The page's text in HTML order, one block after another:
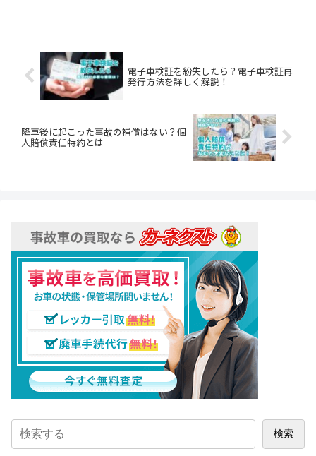
電子車検証を紛失したら？電子車検証再
発行方法を詳しく解説！
降車後に起こった事故の補償はない？個
人賠償責任特約とは
検索